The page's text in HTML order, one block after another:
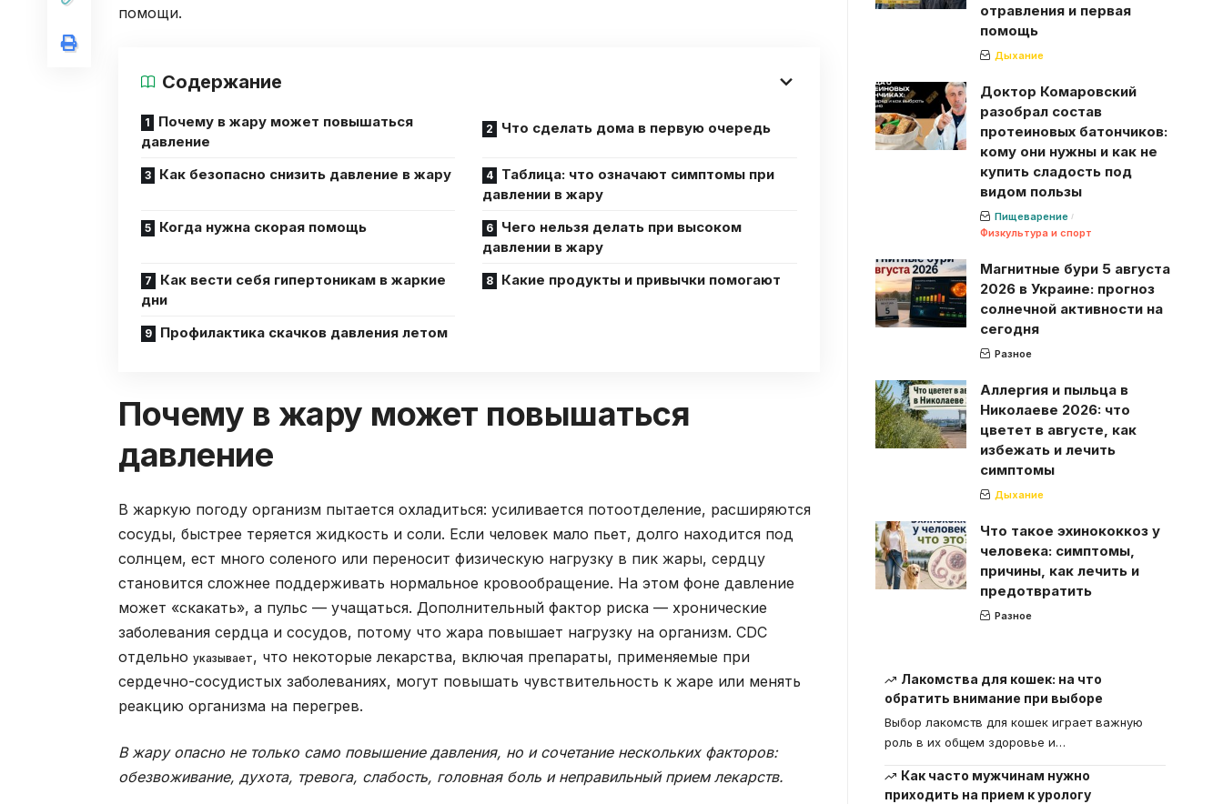
помощи.
Содержание
Почему в жару может повышаться
давление
Что сделать дома в первую очередь
Как безопасно снизить давление в жару
Таблица: что означают симптомы при
давлении в жару
Когда нужна скорая помощь
Чего нельзя делать при высоком
давлении в жару
Как вести себя гипертоникам в жаркие
дни
Какие продукты и привычки помогают
Профилактика скачков давления летом
Почему в жару может повышаться
давление
В жаркую погоду организм пытается охладиться: усиливается потоотделение, расширяются
сосуды, быстрее теряется жидкость и соли. Если человек мало пьет, долго находится под
солнцем, ест много соленого или переносит физическую нагрузку в пик жары, сердцу
становится сложнее поддерживать нормальное кровообращение. На этом фоне давление
может «скакать», а пульс — учащаться. Дополнительный фактор риска — хронические
заболевания сердца и сосудов, потому что жара повышает нагрузку на организм. CDC
отдельно указывает, что некоторые лекарства, включая препараты, применяемые при
сердечно-сосудистых заболеваниях, могут повышать чувствительность к жаре или менять
реакцию организма на перегрев.
В жару опасно не только само повышение давления, но и сочетание нескольких факторов:
обезвоживание, духота, тревога, слабость, головная боль и неправильный прием лекарств.
отравления и первая
помощь
Дыхание
Доктор Комаровский
разобрал состав
протеиновых батончиков:
кому они нужны и как не
купить сладость под
видом пользы
Пищеварение
Физкультура и спорт
Магнитные бури 5 августа
2026 в Украине: прогноз
солнечной активности на
сегодня
Разное
Аллергия и пыльца в
Николаеве 2026: что
цветет в августе, как
избежать и лечить
симптомы
Дыхание
Что такое эхинококкоз у
человека: симптомы,
причины, как лечить и
предотвратить
Разное
Лакомства для кошек: на что
обратить внимание при выборе
Выбор лакомств для кошек играет важную
роль в их общем здоровье и…
Как часто мужчинам нужно
приходить на прием к урологу